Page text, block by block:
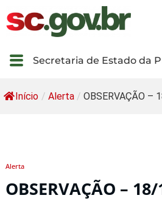
Secretaria de Estado da
Início / Alerta / OBSERVAÇÃO –
Alerta
OBSERVAÇÃO –